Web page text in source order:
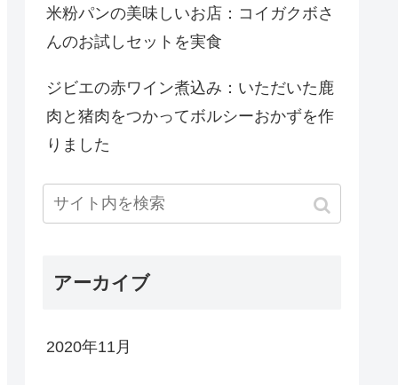
米粉パンの美味しいお店：コイガクボさ
んのお試しセットを実食
ジビエの赤ワイン煮込み：いただいた鹿
肉と猪肉をつかってボルシーおかずを作
りました
アーカイブ
2020年11月